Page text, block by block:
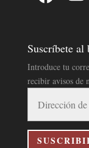
Suscríbete
Introduce tu
recibir avisos de
correo
electrónico